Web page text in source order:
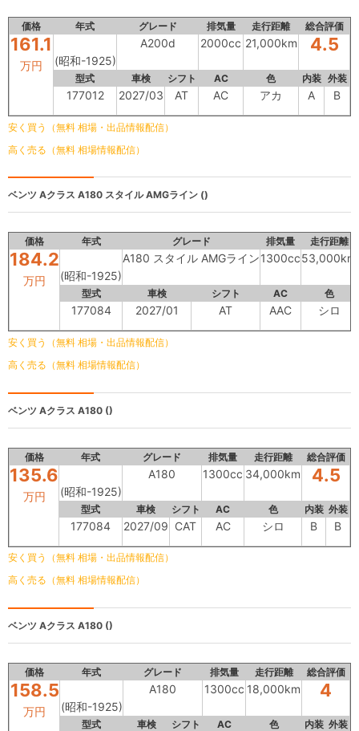
価格 年式 グレード 排気量 走行距離 総合評価
161.1
万円 (昭和-1925)
A200d 2000cc 21,000km 4.5
型式 車検 シフト AC 色 内装 外装
177012 2027/03 AT AC アカ A B
安く買う（無料 相場・出品情報配信）
高く売る（無料 相場情報配信）
ベンツ Aクラス A180 スタイル AMGライン ()
価格 年式 グレード 排気量 走行距離
184.2
万円 (昭和-1925)
A180 スタイル AMGライン1300cc53,000km
型式 車検 シフト AC 色
177084 2027/01 AT AAC シロ
安く買う（無料 相場・出品情報配信）
高く売る（無料 相場情報配信）
ベンツ Aクラス A180 ()
価格 年式 グレード 排気量 走行距離 総合評価
135.6
万円 (昭和-1925)
A180 1300cc 34,000km 4.5
型式 車検 シフト AC 色 内装 外装
177084 2027/09 CAT AC シロ B B
安く買う（無料 相場・出品情報配信）
高く売る（無料 相場情報配信）
ベンツ Aクラス A180 ()
価格 年式 グレード 排気量 走行距離 総合評価
158.5
万円 (昭和-1925)
A180 1300cc 18,000km 4
型式 車検 シフト AC 色 内装 外装